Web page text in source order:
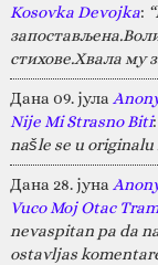
Kosovka Devojka:
стихове.Хвала му
Дана 09. јула
Nije Mi Strasno Biti:
našle se u originalu
Дана 28. јуна
Vuco Moj Otac
nevaspitan pa da
ostavljas